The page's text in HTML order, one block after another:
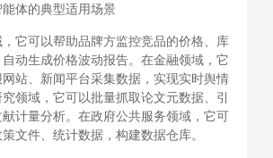
体的典型适用场景
它可以帮助品牌方监控竞品的价格、库
动生成价格波动报告。在金融领域，它
站、新闻平台采集数据，实现实时舆情
领域，它可以批量抓取论文元数据、引
计量分析。在政府公共服务领域，它可
文件、统计数据，构建数据仓库。